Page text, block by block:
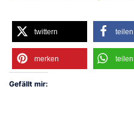
twittern teilen
merken teilen
Gefällt mir: